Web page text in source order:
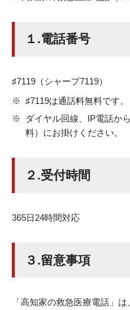
１.電話番号
♯7119（シャープ7119）
♯7119は通話料無料です。
ダイヤル回線、IP電話か
料）にお掛けください。
２.受付時間
365日24時間対応
３.留意事項
「高知家の救急医療電話」